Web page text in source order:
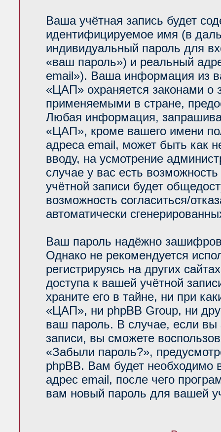
Ваша учётная запись будет
идентифицируемое имя (в
индивидуальный пароль для
«ваш пароль») и реальный
email»). Ваша информация из
«ЦАП» охраняется законами
применяемыми в стране,
Любая информация,
«ЦАП», кроме вашего имени
адреса email, может быть как
вводу, на усмотрение
случае у вас есть
учётной записи будет
возможность согласиться/
автоматически
Ваш пароль надёжно
Однако не рекомендуется
регистрируясь на других
доступа к вашей учётной
храните его в тайне, ни при
«ЦАП», ни phpBB Group, ни
ваш пароль. В случае, если вы
записи, вы сможете
«Забыли пароль?»,
phpBB. Вам будет необходимо
адрес email, после чего
вам новый пароль для вашей